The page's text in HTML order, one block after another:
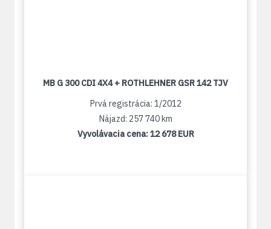
MB G 300 CDI 4X4 + ROTHLEHNER GSR 142 TJV
Prvá registrácia: 1/2012
Nájazd: 257 740 km
Vyvolávacia cena:12 678 EUR